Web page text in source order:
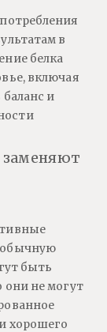
в
белка
включая
и
обычную
быть
они не могут
хорошего